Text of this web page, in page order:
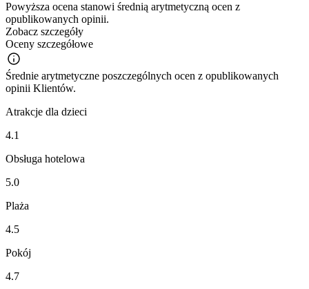
Powyższa ocena stanowi średnią arytmetyczną ocen z
opublikowanych opinii.
Zobacz szczegóły
Oceny szczegółowe
Średnie arytmetyczne poszczególnych ocen z opublikowanych
opinii Klientów.
Atrakcje dla dzieci
4.1
Obsługa hotelowa
5.0
Plaża
4.5
Pokój
4.7